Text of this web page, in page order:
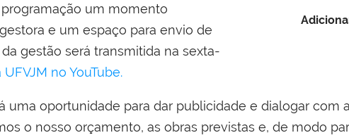
um momento
e um espaço para envio de
gestão será transmitida na sexta-
no YouTube.
uma oportunidade para dar publicidade e dialogar com
o nosso orçamento, as obras previstas e, de modo